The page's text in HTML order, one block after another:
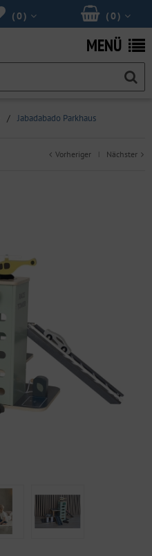
(0 )
(0 )
MENÜ
/ Jabadabado Parkhaus
Vorheriger | Nächster